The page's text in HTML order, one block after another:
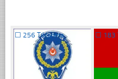
☐ 256 Tıklanma ☐ 183